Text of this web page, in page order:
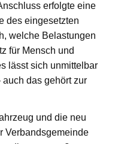
erfolgte eine
des eingesetzten
welche Belastungen
für Mensch und
lässt sich unmittelbar
das gehört zur
und die neu
Verbandsgemeinde